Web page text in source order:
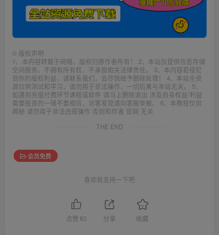
© 版权声明
1、本内容转载于网络，版权归原作者所有！ 2、本站仅提供信息存储
空间服务，不拥有所有权，不承担相关法律责任。 3、本内容若侵犯
到你的版权利益，请联系我们，会尽快给予删除处理！ 4、本站全资
源仅供测试和学习，请勿用于非法操作，一切后果与本站无关。 5、
如遇到充值付费环节课程或软件 请马上删除退出 涉及自身权益/利益
需要投资的一律不要相信，访客发现请向客服举报。 6、本教程仅供
揭秘 请勿用于非法违规操作 否则和作者 官网 无关
THE END
会员免费
喜欢就支持一下吧
点赞 83 分享 收藏